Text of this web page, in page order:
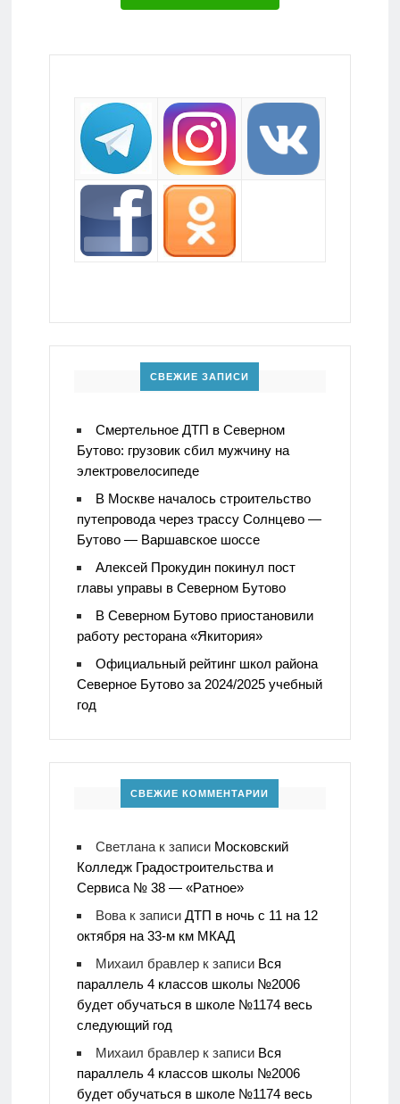
СВЕЖИЕ ЗАПИСИ
Смертельное ДТП в Северном
Бутово: грузовик сбил мужчину на
электровелосипеде
В Москве началось строительство
путепровода через трассу Солнцево —
Бутово — Варшавское шоссе
Алексей Прокудин покинул пост
главы управы в Северном Бутово
В Северном Бутово приостановили
работу ресторана «Якитория»
Официальный рейтинг школ района
Северное Бутово за 2024/2025 учебный
год
СВЕЖИЕ КОММЕНТАРИИ
Светланак записи Московский
Колледж Градостроительства и
Сервиса № 38 — «Ратное»
Вовак записи ДТП в ночь с 11 на 12
октября на 33-м км МКАД
Михаил бравлерк записи Вся
параллель 4 классов школы №2006
будет обучаться в школе №1174 весь
следующий год
Михаил бравлерк записи Вся
параллель 4 классов школы №2006
будет обучаться в школе №1174 весь